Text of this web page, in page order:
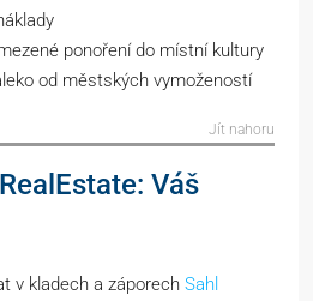
ponoření do místní kultury
od městských vymožeností
Jít nahoru
Váš
v kladech a záporech Sahl